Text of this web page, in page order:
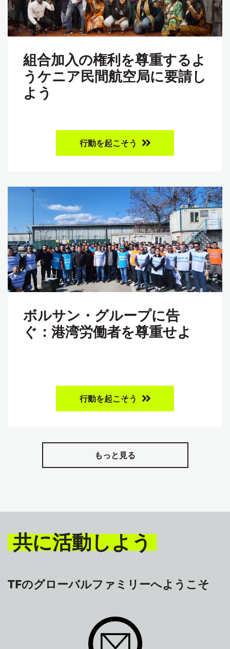
組合加入の権利を尊重するよ
うケニア民間航空局に要請し
よう
行動を起こそう
ボルサン・グループに告
ぐ：港湾労働者を尊重せよ
行動を起こそう
もっと見る
共に活動しよう
TFのグローバルファミリーへようこそ